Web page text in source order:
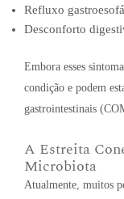
Refluxo
Desconforto
Embora esses
condição e podem
gastrointestinais
A Estreita
Microbiota
Atualmente, muitos